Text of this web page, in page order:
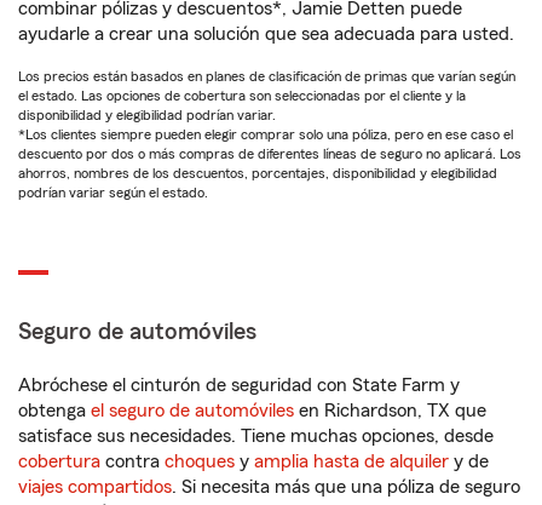
combinar pólizas y descuentos*, Jamie Detten puede
ayudarle a crear una solución que sea adecuada para usted.
Los precios están basados en planes de clasificación de primas que varían según
el estado. Las opciones de cobertura son seleccionadas por el cliente y la
disponibilidad y elegibilidad podrían variar.
*Los clientes siempre pueden elegir comprar solo una póliza, pero en ese caso el
descuento por dos o más compras de diferentes líneas de seguro no aplicará. Los
ahorros, nombres de los descuentos, porcentajes, disponibilidad y elegibilidad
podrían variar según el estado.
Seguro de automóviles
Abróchese el cinturón de seguridad con State Farm y
obtenga el seguro de automóviles en Richardson, TX que
satisface sus necesidades. Tiene muchas opciones, desde
cobertura contra choques y amplia hasta de alquiler y de
viajes compartidos. Si necesita más que una póliza de seguro